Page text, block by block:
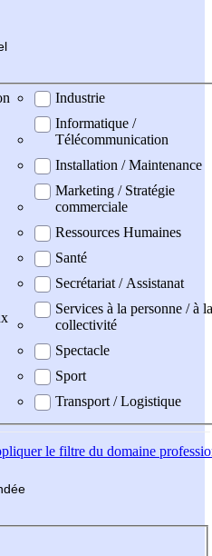
Industrie
Informatique /
Télécommunication
Installation / Maintenance
Marketing / Stratégie
commerciale
Ressources Humaines
Santé
Secrétariat / Assistanat
Services à la personne / à la
collectivité
Spectacle
Sport
Transport / Logistique
le filtre du domaine